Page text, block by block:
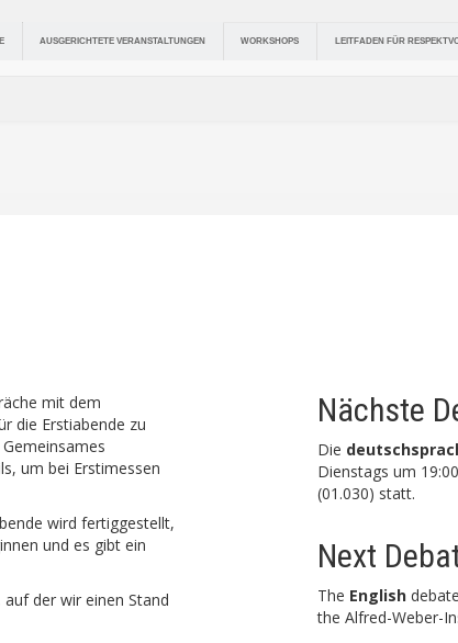
AUSGERICHTETE VERANSTALTUNGEN WORKSHOPS LEITFADEN FÜR
mit dem
die Erstiabende zu
um bei Erstimessen
wird fertiggestellt,
und es gibt ein
der wir einen Stand
Nächste
Die
Dienstags um
(01.030) statt.
Next
The English
the Alfred-Weber-